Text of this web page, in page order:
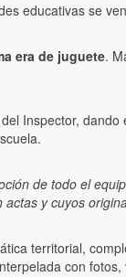
educativas se
era de juguete.
Inspector,
de todo el
y cuyos
territorial,
con